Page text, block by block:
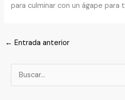
para culminar con un ágape para
← Entrada anterior
u